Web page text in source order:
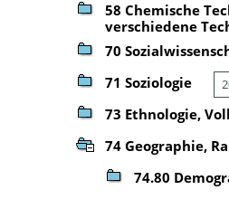
58 Chemische
verschiedene
70
71 Soziologie
73 Ethnologie,
74 Geographie,
74.80